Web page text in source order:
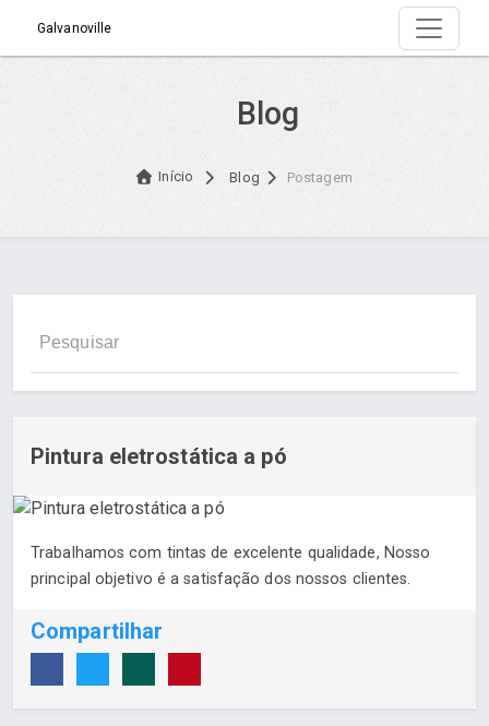
Galvanoville
Blog
Início Blog Postagem
Pintura eletrostática a pó
Trabalhamos com tintas de excelente qualidade, Nosso
principal objetivo é a satisfação dos nossos clientes.
Compartilhar